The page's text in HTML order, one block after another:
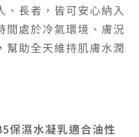
、長者，皆可安心納入
間處於冷氣環境、膚況
幫助全天維持肌膚水潤
保濕水凝乳適合油性